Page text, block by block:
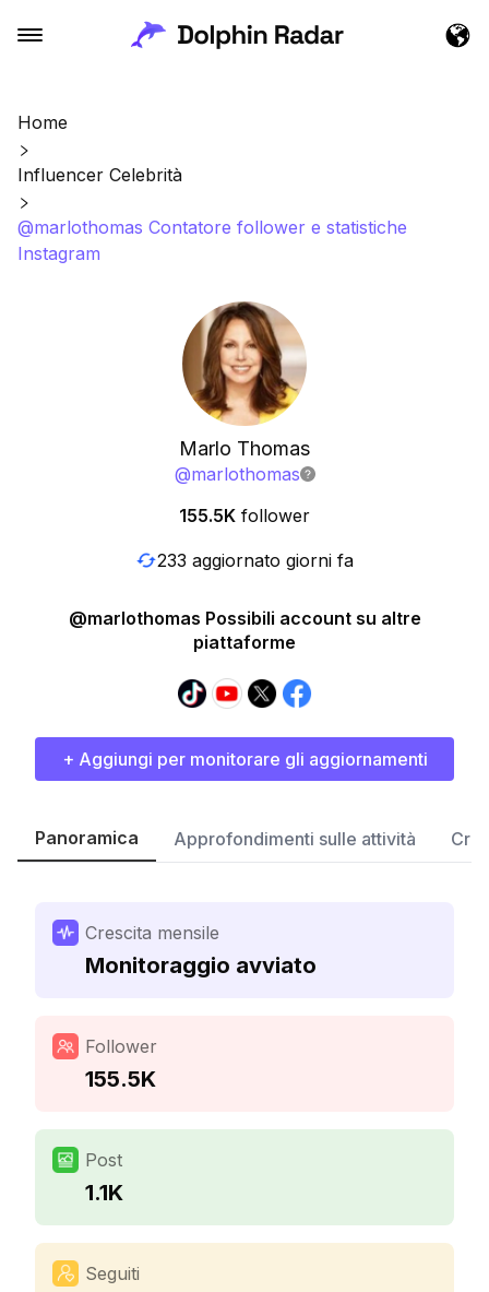
Home
Influencer Celebrità
@marlothomas Contatore follower e statistiche
Instagram
Marlo Thomas
@marlothomas
155.5K follower
233 aggiornato giorni fa
@marlothomas Possibili account su altre
piattaforme
+ Aggiungi per monitorare gli aggiornamenti
Panoramica Approfondimenti sulle attività
Crescita mensile
Monitoraggio avviato
Follower
155.5K
Post
1.1K
Seguiti